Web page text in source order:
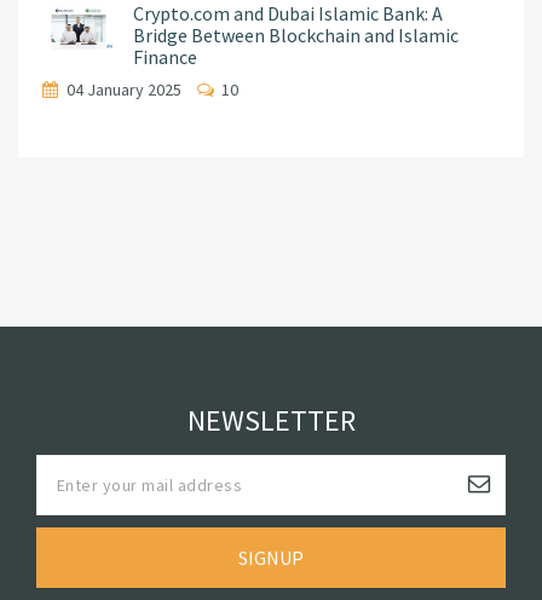
Crypto.com and Dubai Islamic Bank: A
Bridge Between Blockchain and Islamic
Finance
04 January 2025 10
NEWSLETTER
SIGNUP